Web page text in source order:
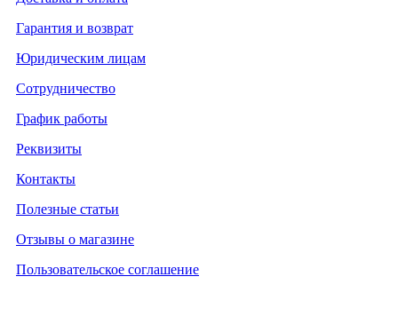
Гарантия и возврат
Юридическим лицам
Сотрудничество
График работы
Реквизиты
Контакты
Полезные статьи
Отзывы о магазине
Пользовательское соглашение